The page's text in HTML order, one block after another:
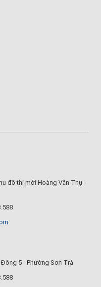
đô thị mới Hoàng Văn Thụ -
5 - Phường Sơn Trà